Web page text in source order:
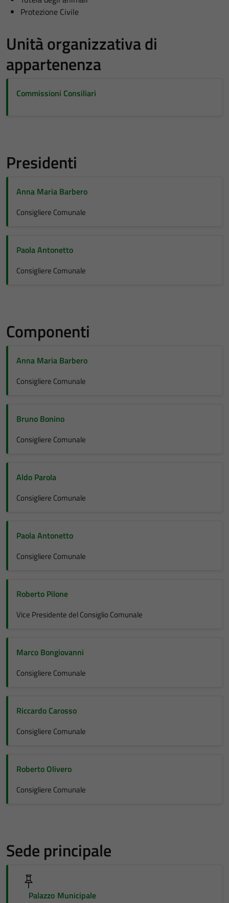
Protezione Civile
Unità organizzativa di
appartenenza
Commissioni Consiliari
Presidenti
Anna Maria Barbero
Consigliere Comunale
Paola Antonetto
Consigliere Comunale
Componenti
Anna Maria Barbero
Consigliere Comunale
Bruno Bonino
Consigliere Comunale
Aldo Parola
Consigliere Comunale
Paola Antonetto
Consigliere Comunale
Roberto Pilone
Vice Presidente del Consiglio Comunale
Marco Bongiovanni
Consigliere Comunale
Riccardo Carosso
Consigliere Comunale
Roberto Olivero
Consigliere Comunale
Sede principale
Palazzo Municipale